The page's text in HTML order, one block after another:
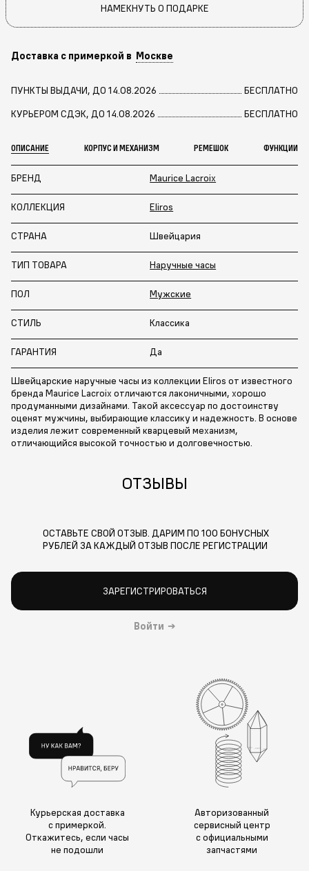
НАМЕКНУТЬ О ПОДАРКЕ
Доставка с примеркой в Москве
ПУНКТЫ ВЫДАЧИ, ДО 14.08.2026
БЕСПЛАТНО
КУРЬЕРОМ СДЭК, ДО 14.08.2026
БЕСПЛАТНО
ОПИСАНИЕ КОРПУС И МЕХАНИЗМ РЕМЕШОК ФУНКЦИИ
БРЕНД Maurice Lacroix
КОЛЛЕКЦИЯ Eliros
СТРАНА Швейцария
ТИП ТОВАРА Наручные часы
ПОЛ Мужские
СТИЛЬ Классика
ГАРАНТИЯ Да
Швейцарские наручные часы из коллекции Eliros от известного
бренда Maurice Lacroix отличаются лаконичными, хорошо
продуманными дизайнами. Такой аксессуар по достоинству
оценят мужчины, выбирающие классику и надежность. В основе
изделия лежит современный кварцевый механизм,
отличающийся высокой точностью и долговечностью.
ОТЗЫВЫ
ОСТАВЬТЕ СВОЙ ОТЗЫВ. ДАРИМ ПО 100 БОНУСНЫХ
РУБЛЕЙ ЗА КАЖДЫЙ ОТЗЫВ ПОСЛЕ РЕГИСТРАЦИИ
ЗАРЕГИСТРИРОВАТЬСЯ
Войти →
Курьерская доставка
с примеркой.
Откажитесь, если часы
не подошли
Авторизованный
сервисный центр
с официальными
запчастями